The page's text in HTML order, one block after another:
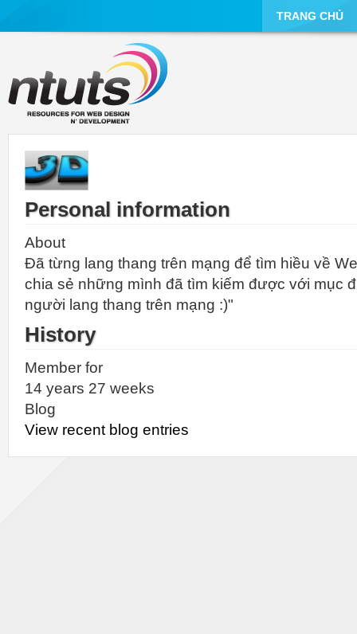
TRANG CHỦ
Personal information
About
Đã từng lang thang trên mạng để tìm hiều về
chia sẻ những mình đã tìm kiếm được với mục
người lang thang trên mạng :)"
History
Member for
14 years 27 weeks
Blog
View recent blog entries